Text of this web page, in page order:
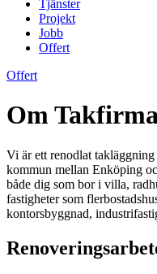
Tjänster
Projekt
Jobb
Offert
Offert
Om
Vi är ett renodlat
kommun mellan Enköping
både dig som bor i villa,
fastigheter som
kontorsbyggnad,